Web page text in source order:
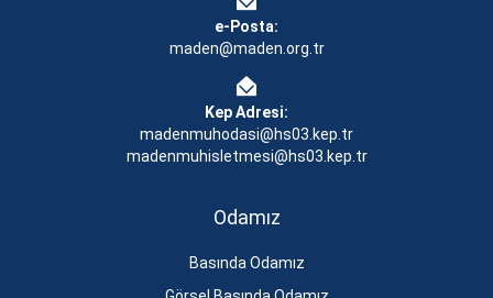
e-Posta:
maden@maden.org.tr
Kep Adresi:
madenmuhodasi@hs03.kep.tr
madenmuhisletmesi@hs03.kep.tr
Odamız
Basında Odamız